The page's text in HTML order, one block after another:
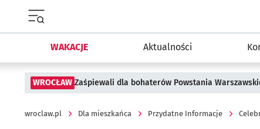
WAKACJE Aktualności
WROCŁAW Zaśpiewali dla bohaterów Powstania
wroclaw.pl Dla mieszkańca Przydatne Informacje